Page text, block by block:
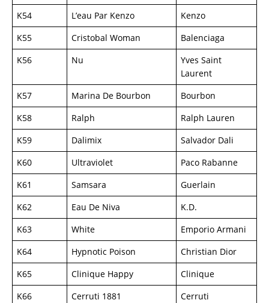
K54
L’eau Par Kenzo
Kenzo
K55
Cristobal Woman
Balenciaga
K56
Nu
Yves Saint
Laurent
K57
Marina De Bourbon
Bourbon
K58
Ralph
Ralph Lauren
K59
Dalimix
Salvador Dali
K60
Ultraviolet
Paco Rabanne
K61
Samsara
Guerlain
K62
Eau De Niva
K.D.
K63
White
Emporio Armani
K64
Hypnotic Poison
Christian Dior
K65
Clinique Happy
Clinique
K66
Cerruti 1881
Cerruti